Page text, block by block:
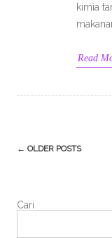
kimia
Read
Post
← OLDER POSTS
Cari